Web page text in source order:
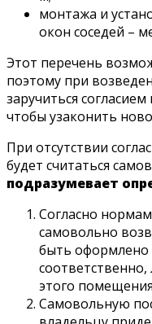
монтажа и
окон соседей –
Этот перечень
поэтому при
заручиться
чтобы узаконить
При отсутствии
будет считаться
подразумевает
Согласно
самовольно
быть оформлено
этого
Самовольную